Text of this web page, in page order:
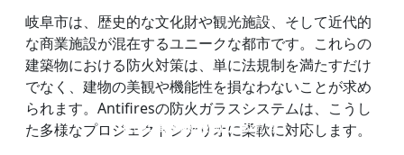
単層耐火ガラス
二重層防火ガラス
防火ガラス窓とドア
防火ガラス製間仕切り壁
岐阜市は、歴史的な文化財や観光施設、そして近代的
な商業施設が混在するユニークな都市です。これらの
建築物における防火対策は、単に法規制を満たすだけ
でなく、建物の美観や機能性を損なわないことが求め
られます。Antifiresの防火ガラスシステムは、こうし
た多様なプロジェクトシナリオに柔軟に対応します。